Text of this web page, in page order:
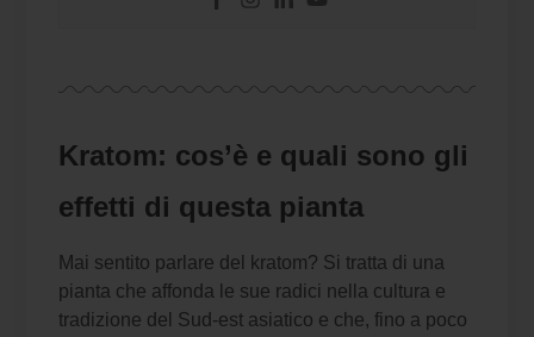
Kratom: cos’è e quali sono gli
effetti di questa pianta
Mai sentito parlare del kratom? Si tratta di una
pianta che affonda le sue radici nella cultura e
tradizione del Sud-est asiatico e che, fino a poco